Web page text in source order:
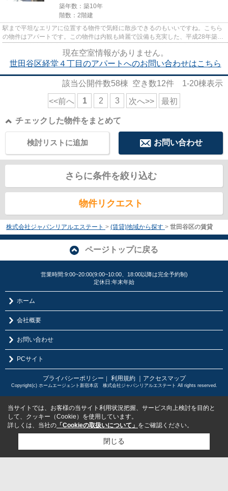
築年数：築10年
階数：2階建
駅まで平坦なエリアに位置する物件で気軽に散歩できるのもいいですね。こちら
の物件はアパートです。この物件は内観も綺麗で設備も充実した、平成28年築と
現在空室情報がありません。
世田谷区経堂４丁目のアパートへのお問い合わせはこちら
該当公開件数58棟 空き数12件 1-20棟表示
<<前へ 1 2 3 次へ>> 最初
チェックした物件をまとめて
お問い合わせ
検討リストに追加
さらに条件を絞り込む
物件リクエスト
株式会社ジャパンリアルエステート > (賃貸)地域から探す > 世田谷区の賃貸
ページトップに戻る
営業時間:9:00~20:00(9:00~10:00、18:00以降は完全予約制)
定休日:年末年始
ホーム
会社概要
お問い合わせ
PCサイト
プライバシーポリシー ｜ 利用規約 ｜アクセスマップ
Copyright(c) ホームエージェント新宿本店 株式会社ジャパンリアルエステート All rights reserved.
当サイトでは、お客様の当サイト利用状況把握、サービス向上検討を目的と
して、クッキー（Cookie）を使用しています。
詳しくは、当社の 「Cookieの取扱いについて」 をご確認ください。
閉じる